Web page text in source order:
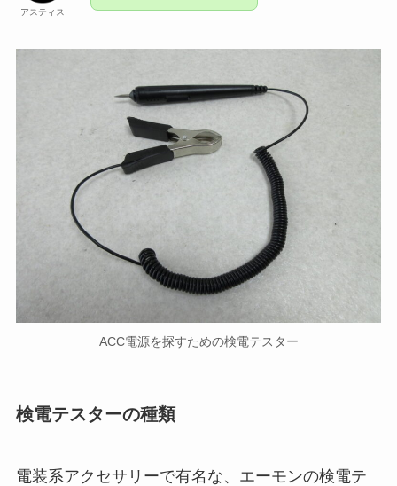
アスティス
ACC電源を探すための検電テスター
検電テスターの種類
電装系アクセサリーで有名な、エーモンの検電テ